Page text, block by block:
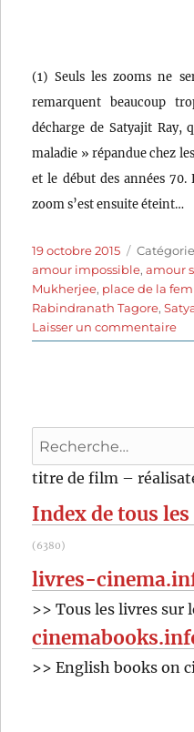
(1) Seuls les zooms ne
remarquent beaucoup
décharge de Satyajit Ray,
maladie » répandue chez
et le début des années
zoom s’est ensuite éteint…
Publié
le
19 octobre 2015
amour impossible,amour
Mukherjee, place de la
Rabindranath Tagore,
Laisser un commentairesur
Recherche
pour
titre de film –
Index de tous
(6380)
livres-
>> Tous les livres sur
>> English books on